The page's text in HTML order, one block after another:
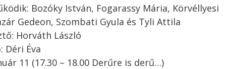
Bozóky István, Fogarassy Mária, Körvéllyesi
Gedeon, Szombati Gyula és Tyli Attila
Horváth László
Déri Éva
11 (17.30 – 18.00 Derűre is derű…)